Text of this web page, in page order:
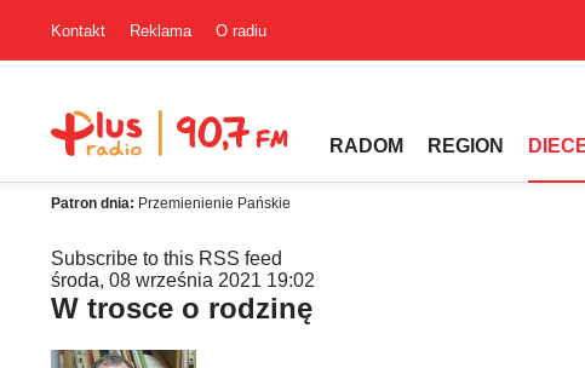
Kontakt Reklama O radiu
RADOM REGION
Patron dnia: Przemienienie Pańskie
Subscribe to this RSS feed
środa, 08 września 2021 19:02
W trosce o rodzinę